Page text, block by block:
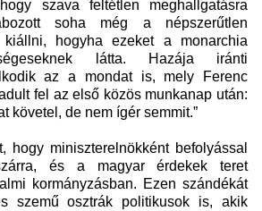
szava feltétlen meghallgatásra
soha még a népszerűtlen
kiállni, hogyha ezeket a monarchia
látta. Hazája iránti
az a mondat is, mely Ferenc
fel az első közös munkanap után:
követel, de nem ígér semmit.”
hogy miniszterelnökként befolyással
és a magyar érdekek teret
kormányzásban. Ezen szándékát
szemű osztrák politikusok is, akik